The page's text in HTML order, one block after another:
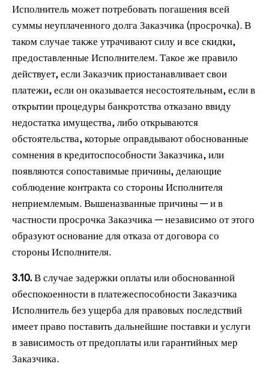
Исполнитель может потребовать погашения всей
суммы неуплаченного долга Заказчика (просрочка). В
таком случае также утрачивают силу и все скидки,
предоставленные Исполнителем. Такое же правило
действует, если Заказчик приостанавливает свои
платежи, если он оказывается несостоятельным, если в
открытии процедуры банкротства отказано ввиду
недостатка имущества, либо открываются
обстоятельства, которые оправдывают обоснованные
сомнения в кредитоспособности Заказчика, или
появляются сопоставимые причины, делающие
соблюдение контракта со стороны Исполнителя
неприемлемым. Вышеназванные причины — и в
частности просрочка Заказчика — независимо от этого
образуют основание для отказа от договора со
стороны Исполнителя.
3.10. В случае задержки оплаты или обоснованной
обеспокоенности в платежеспособности Заказчика
Исполнитель без ущерба для правовых последствий
имеет право поставить дальнейшие поставки и услуги
в зависимость от предоплаты или гарантийных мер
Заказчика.